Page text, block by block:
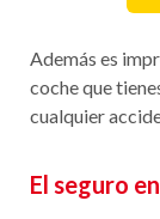
Además es
coche que
cualquier
El seguro